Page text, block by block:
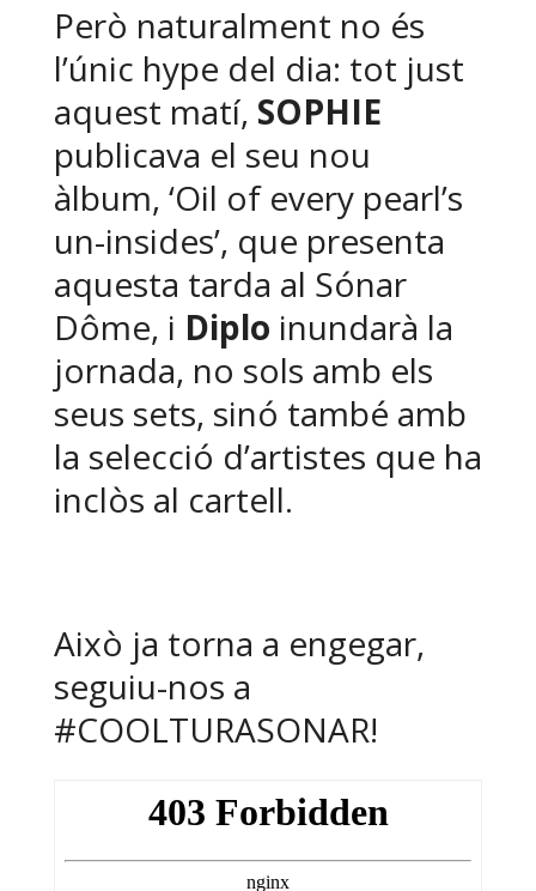
Però naturalment no és
l’únic hype del dia: tot just
aquest matí, SOPHIE
publicava el seu nou
àlbum, ‘Oil of every pearl’s
un-insides’, que presenta
aquesta tarda al Sónar
Dôme, i Diplo inundarà la
jornada, no sols amb els
seus sets, sinó també amb
la selecció d’artistes que ha
inclòs al cartell.
Això ja torna a engegar,
seguiu-nos a
#COOLTURASONAR!